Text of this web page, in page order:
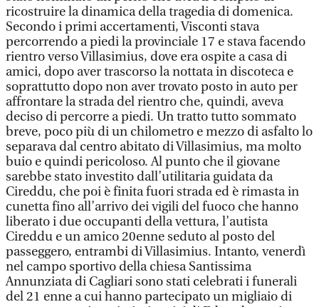
ricostruire la dinamica della tragedia di domenica.
Secondo i primi accertamenti, Visconti stava
percorrendo a piedi la provinciale 17 e stava facendo
rientro verso Villasimius, dove era ospite a casa di
amici, dopo aver trascorso la nottata in discoteca e
soprattutto dopo non aver trovato posto in auto per
affrontare la strada del rientro che, quindi, aveva
deciso di percorre a piedi. Un tratto tutto sommato
breve, poco più di un chilometro e mezzo di asfalto lo
separava dal centro abitato di Villasimius, ma molto
buio e quindi pericoloso. Al punto che il giovane
sarebbe stato investito dall’utilitaria guidata da
Cireddu, che poi è finita fuori strada ed è rimasta in
cunetta fino all’arrivo dei vigili del fuoco che hanno
liberato i due occupanti della vettura, l’autista
Cireddu e un amico 20enne seduto al posto del
passeggero, entrambi di Villasimius. Intanto, venerdì
nel campo sportivo della chiesa Santissima
Annunziata di Cagliari sono stati celebrati i funerali
del 21 enne a cui hanno partecipato un migliaio di